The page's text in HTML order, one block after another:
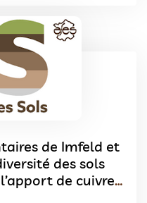
de Imfeld et
des sols
de cuivre